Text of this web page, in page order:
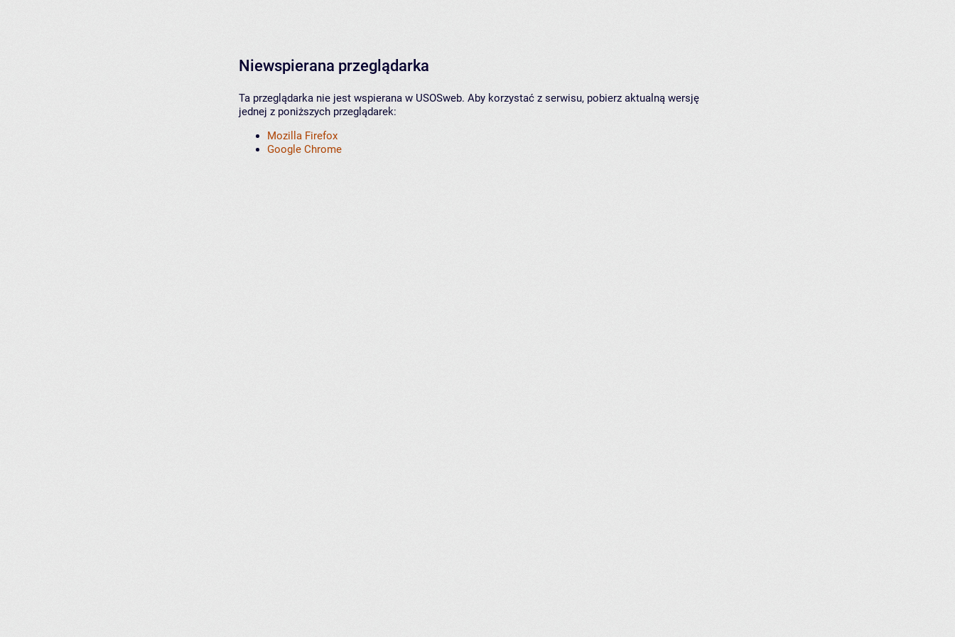
Niewspierana przeglądarka
Ta przeglądarka nie jest wspierana w USOSweb. Aby korzystać z serwisu, pobierz aktualną wersję
jednej z poniższych przeglądarek:
Mozilla Firefox
Google Chrome